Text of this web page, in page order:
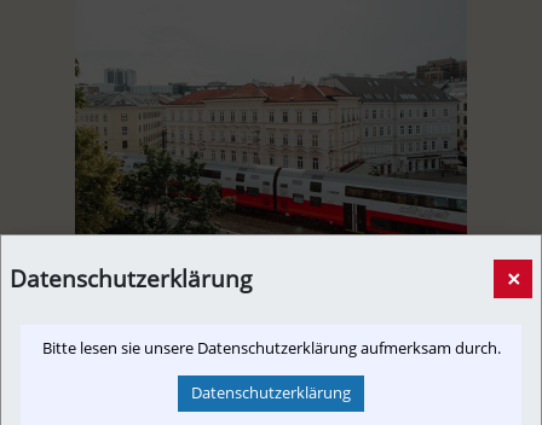
Baustart auf der Verbindungsbahn: Neue Stationen
und bessere Anbindungen für den Westen Wiens
Bessere Verbindungen speziell für Hietzing
Datenschutzerklärung ×
Bitte lesen sie unsere Datenschutzerklärung aufmerksam durch.
Datenschutzerklärung